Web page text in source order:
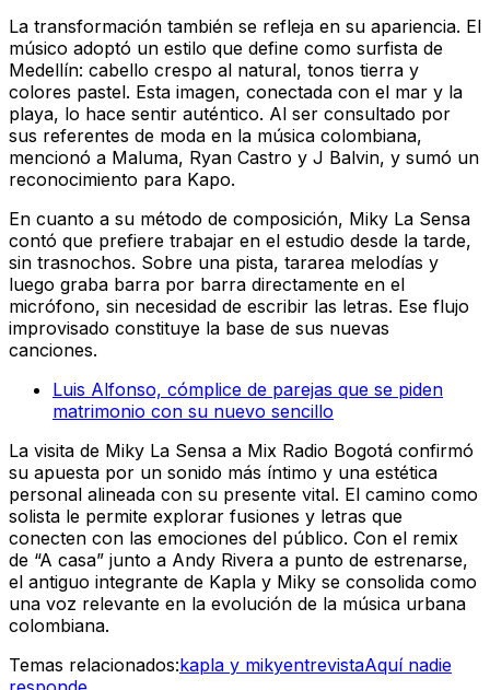
La transformación también se refleja en su apariencia. El
músico adoptó un estilo que define como surfista de
Medellín: cabello crespo al natural, tonos tierra y
colores pastel. Esta imagen, conectada con el mar y la
playa, lo hace sentir auténtico. Al ser consultado por
sus referentes de moda en la música colombiana,
mencionó a Maluma, Ryan Castro y J Balvin, y sumó un
reconocimiento para Kapo.
En cuanto a su método de composición, Miky La Sensa
contó que prefiere trabajar en el estudio desde la tarde,
sin trasnochos. Sobre una pista, tararea melodías y
luego graba barra por barra directamente en el
micrófono, sin necesidad de escribir las letras. Ese flujo
improvisado constituye la base de sus nuevas
canciones.
Luis Alfonso, cómplice de parejas que se piden
matrimonio con su nuevo sencillo
La visita de Miky La Sensa a Mix Radio Bogotá confirmó
su apuesta por un sonido más íntimo y una estética
personal alineada con su presente vital. El camino como
solista le permite explorar fusiones y letras que
conecten con las emociones del público. Con el remix
de “A casa” junto a Andy Rivera a punto de estrenarse,
el antiguo integrante de Kapla y Miky se consolida como
una voz relevante en la evolución de la música urbana
colombiana.
Temas relacionados:kapla y mikyentrevistaAquí nadie